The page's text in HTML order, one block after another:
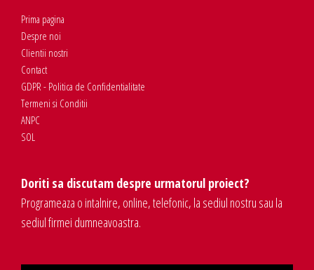
Prima pagina
Despre noi
Clientii nostri
Contact
GDPR - Politica de Confidentialitate
Termeni si Conditii
ANPC
SOL
Doriti sa discutam despre urmatorul proiect?
Programeaza o intalnire, online, telefonic, la sediul nostru sau la
sediul firmei dumneavoastra.